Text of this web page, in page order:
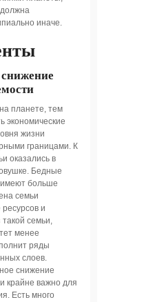
иначе.
планете, тем
экономические
жизни
границами. К
оказались в
Бедные
имеют больше
семьи
и
такой семьи,
менее
ряды
слоев.
снижение
крайне важно для
Есть много